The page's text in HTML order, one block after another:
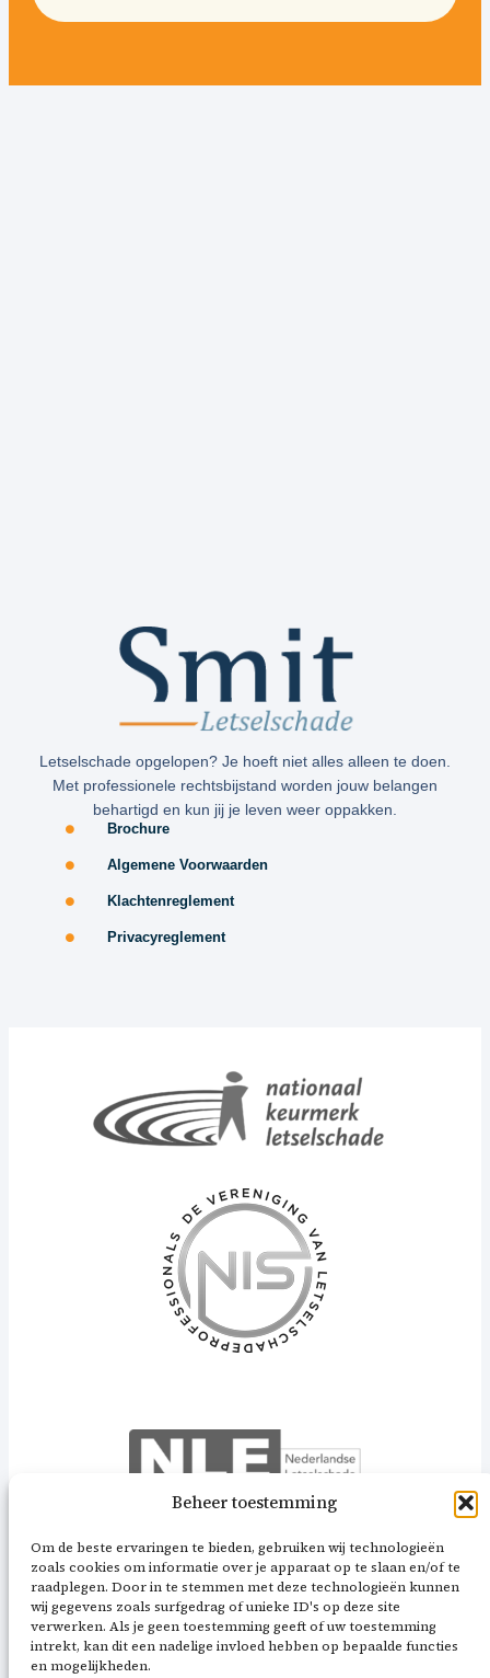
Beheer toestemming
Om de beste ervaringen te bieden, gebruiken wij technologieën
zoals cookies om informatie over je apparaat op te slaan en/of te
raadplegen. Door in te stemmen met deze technologieën kunnen
wij gegevens zoals surfgedrag of unieke ID's op deze site
verwerken. Als je geen toestemming geeft of uw toestemming
intrekt, kan dit een nadelige invloed hebben op bepaalde functies
en mogelijkheden.
Letselschade opgelopen? Je hoeft niet alles alleen te doen.
Met professionele rechtsbijstand worden jouw belangen
behartigd en kun jij je leven weer oppakken.
Brochure
Algemene Voorwaarden
Klachtenreglement
Privacyreglement